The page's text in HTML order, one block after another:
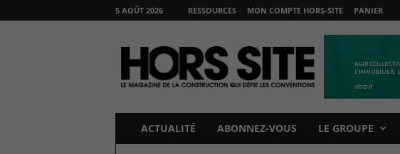
5 AOÛT 2026 RESSOURCES MON COMPTE HORS-SITE PANIER
O
ACTUALITÉ ABONNEZ-VOUS LE GROUPE